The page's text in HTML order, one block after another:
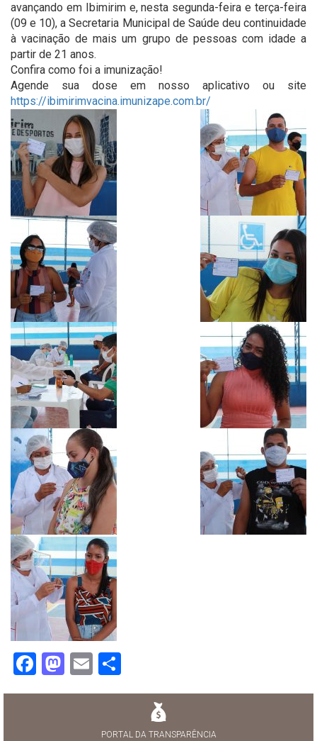
avançando em Ibimirim e, nesta segunda-feira e terça-feira
(09 e 10), a Secretaria Municipal de Saúde deu continuidade
à vacinação de mais um grupo de pessoas com idade a
partir de 21 anos.
Confira como foi a imunização!
Agende sua dose em nosso aplicativo ou site
https://ibimirimvacina.imunizape.com.br/
Facebook
Mastodon
Email
PORTAL DA TRANSPARÊNCIA